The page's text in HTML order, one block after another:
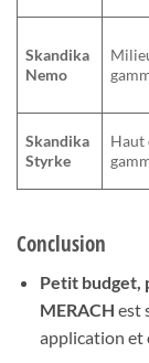
Skandika
Nemo
Skandika
Styrke
Haut
Conclusion
Petit budget,
MERACH est
application et